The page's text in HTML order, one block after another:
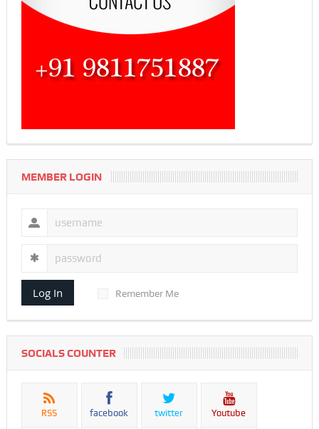
MEMBER LOGIN
Log In Remember Me
SOCIALS COUNTER
RSS facebook twitter Youtube